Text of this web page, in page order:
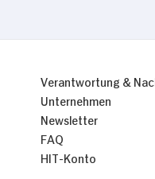
Verantwortung &
Unternehmen
Newsletter
FAQ
HIT-Konto